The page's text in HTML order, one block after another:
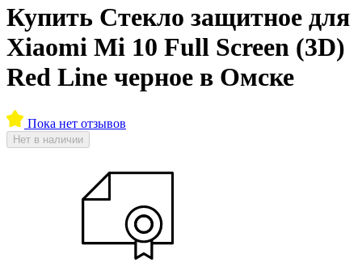
Купить Стекло защитное для
Xiaomi Mi 10 Full Screen (3D)
Red Line черное в Омске
Пока нет отзывов
Нет в наличии